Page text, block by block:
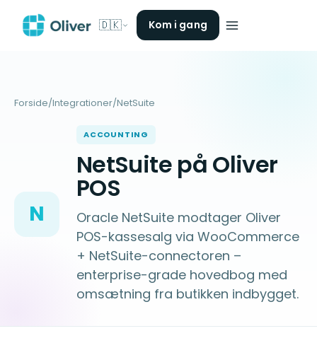
🇩🇰 Kom i gang
Forside/Integrationer/NetSuite
N
ACCOUNTING
NetSuite på Oliver
POS
Oracle NetSuite modtager Oliver
POS-kassesalg via WooCommerce
+ NetSuite-connectoren –
enterprise-grade hovedbog med
omsætning fra butikken indbygget.